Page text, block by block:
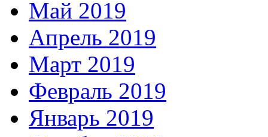
Май 2019
Апрель 2019
Март 2019
Февраль 2019
Январь 2019